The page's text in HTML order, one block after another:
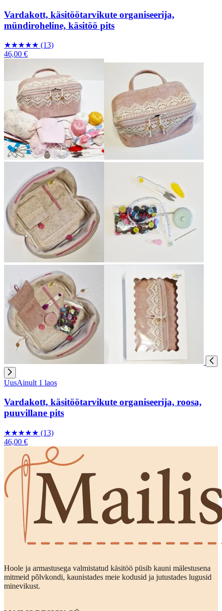
Vardakott, käsitöötarvikute organiseerija,
mündiroheline, käsitöö pits
★★★★★ (13)
46,00 €
UusAinult 1 laos
Vardakott, käsitöötarvikute organiseerija, roosa,
puuvillane pits
★★★★★ (13)
46,00 €
Hoole ja armastusega valmistatud käsitöö püsib kauni mälestusena
mitmeid põlvkondi, kaunistades meie kodusid ja jutustades lugusid
minevikust.